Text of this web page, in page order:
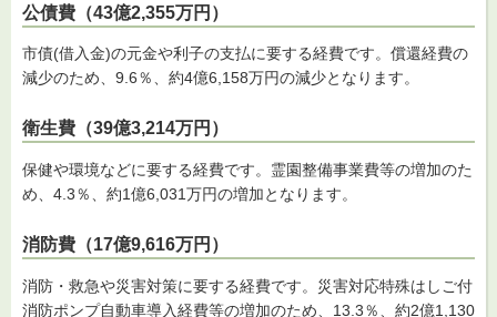
公債費（43億2,355万円）
市債(借入金)の元金や利子の支払に要する経費です。償還経費の
減少のため、9.6％、約4億6,158万円の減少となります。
衛生費（39億3,214万円）
保健や環境などに要する経費です。霊園整備事業費等の増加のた
め、4.3％、約1億6,031万円の増加となります。
消防費（17億9,616万円）
消防・救急や災害対策に要する経費です。災害対応特殊はしご付
消防ポンプ自動車導入経費等の増加のため、13.3％、約2億1,130